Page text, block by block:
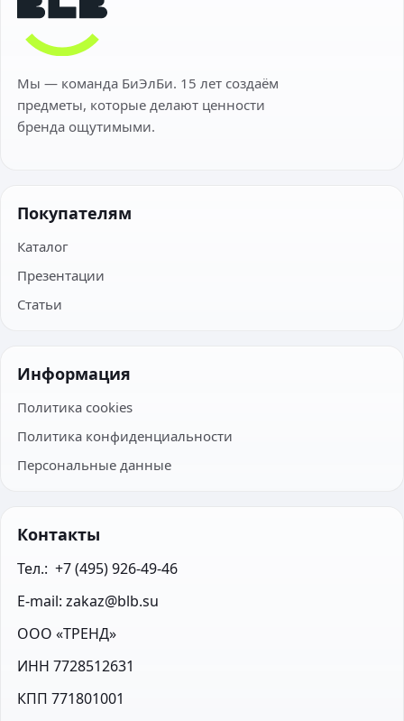
Мы — команда БиЭлБи. 15 лет создаём
предметы, которые делают ценности
бренда ощутимыми.
Покупателям
Каталог
Презентации
Статьи
Информация
Политика cookies
Политика конфиденциальности
Персональные данные
Контакты
Тел.:  +7 (495) 926-49-46
E-mail: zakaz@blb.su
ООО «ТРЕНД»
ИНН 7728512631
КПП 771801001